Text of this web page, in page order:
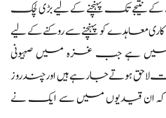
تک پہنچنے کے لیے بڑی لچک
معاہدے کو پہنچنے سے روکنے کے لیے
ہے جب غزہ میں صہیونی
لاحق ہوتے جا رہے ہیں اور چند روز
ان قیدیوں میں سے ایک نے